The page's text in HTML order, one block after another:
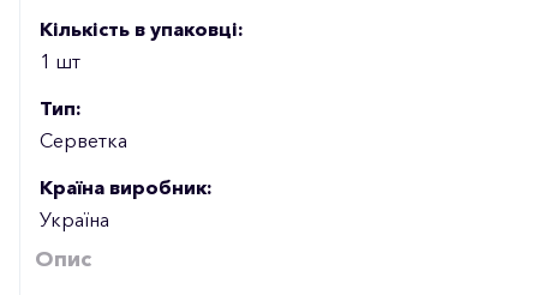
Кількість в упаковці:
1 шт
Тип:
Серветка
Країна виробник:
Україна
Опис